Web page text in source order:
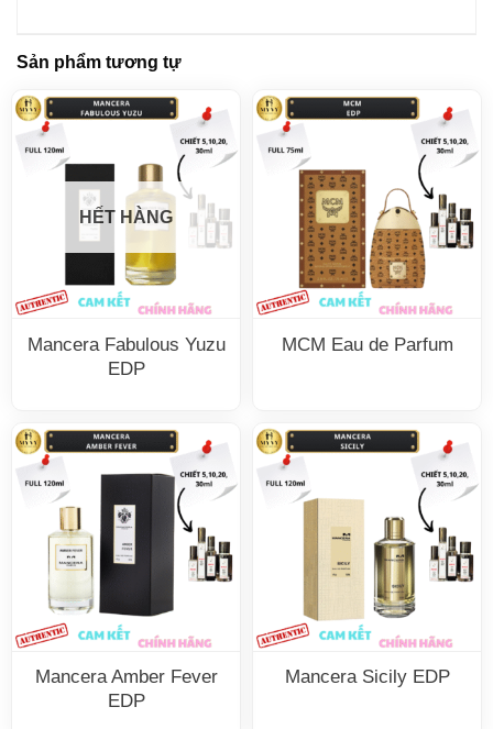
Sản phẩm tương tự
HẾT HÀNG
Mancera Fabulous Yuzu
EDP
MCM Eau de Parfum
Mancera Amber Fever
EDP
Mancera Sicily EDP